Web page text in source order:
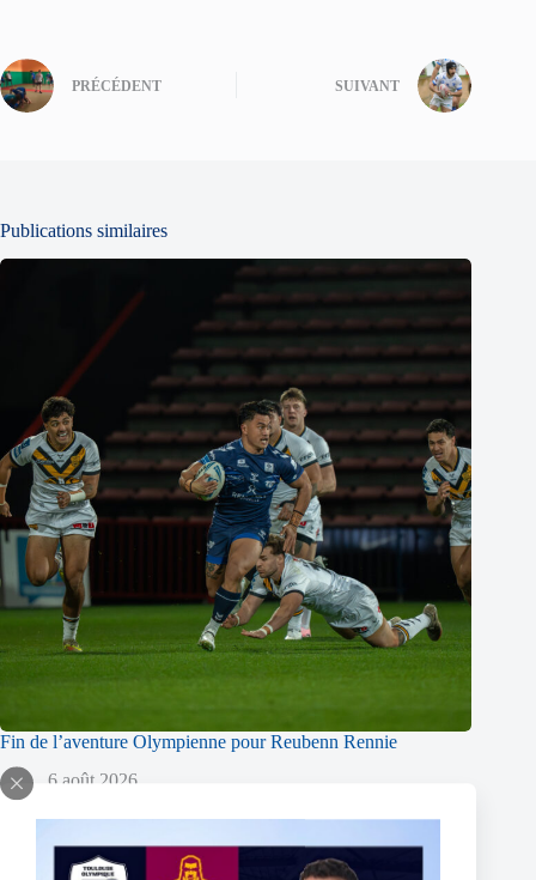
PRÉCÉDENT SUIVANT
Publications similaires
Fin de l’aventure Olympienne pour Reubenn Rennie
6 août 2026